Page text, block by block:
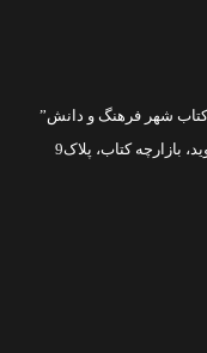
شهر فرهنگ و دانش”
بازارچه کتاب، پلاک9